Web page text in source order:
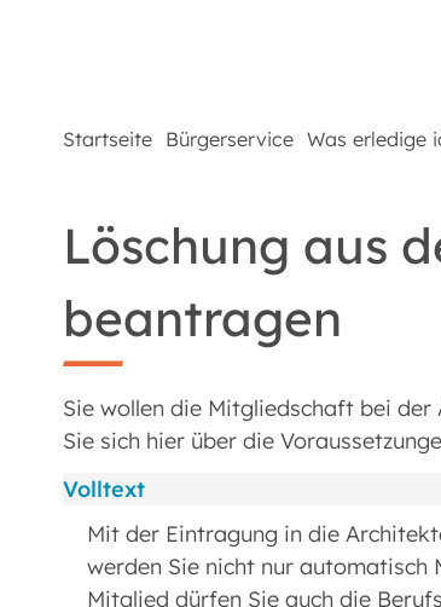
Startseite Bürgerservice Was erledige
Löschung aus
beantragen
Sie wollen die Mitgliedschaft bei
Sie sich hier über die
Volltext
Mit der Eintragung in die
werden Sie nicht nur automatisch
Mitglied dürfen Sie auch die